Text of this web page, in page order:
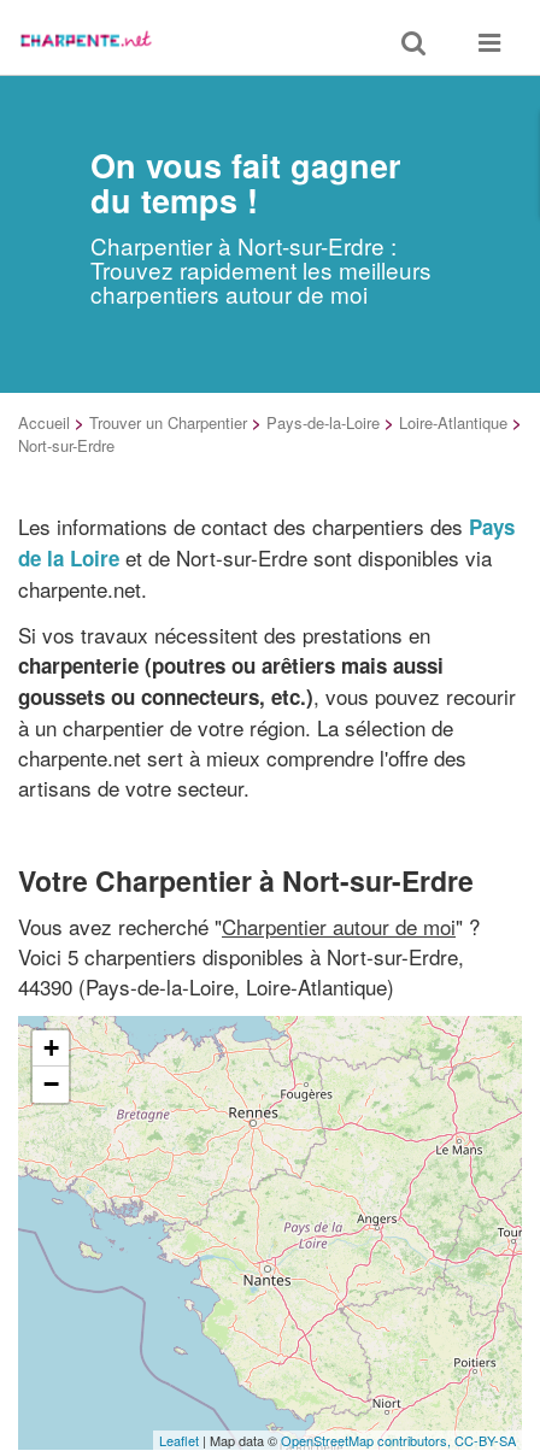
Toggle
search
Toggle
On vous fait gagner
du temps !
Charpentier à Nort-sur-Erdre :
Trouvez rapidement les meilleurs
charpentiers autour de moi
Accueil > Trouver un Charpentier > Pays-de-la-Loire > Loire-Atlantique >
Nort-sur-Erdre
Les informations de contact des charpentiers des Pays
de la Loire et de Nort-sur-Erdre sont disponibles via
charpente.net.
Si vos travaux nécessitent des prestations en
charpenterie (poutres ou arêtiers mais aussi
goussets ou connecteurs, etc.), vous pouvez recourir
à un charpentier de votre région. La sélection de
charpente.net sert à mieux comprendre l'offre des
artisans de votre secteur.
Votre Charpentier à Nort-sur-Erdre
Vous avez recherché "Charpentier autour de moi" ?
Voici 5 charpentiers disponibles à Nort-sur-Erdre,
44390 (Pays-de-la-Loire, Loire-Atlantique)
+
−
Leaflet | Map data ©OpenStreetMap contributors, CC-BY-SA